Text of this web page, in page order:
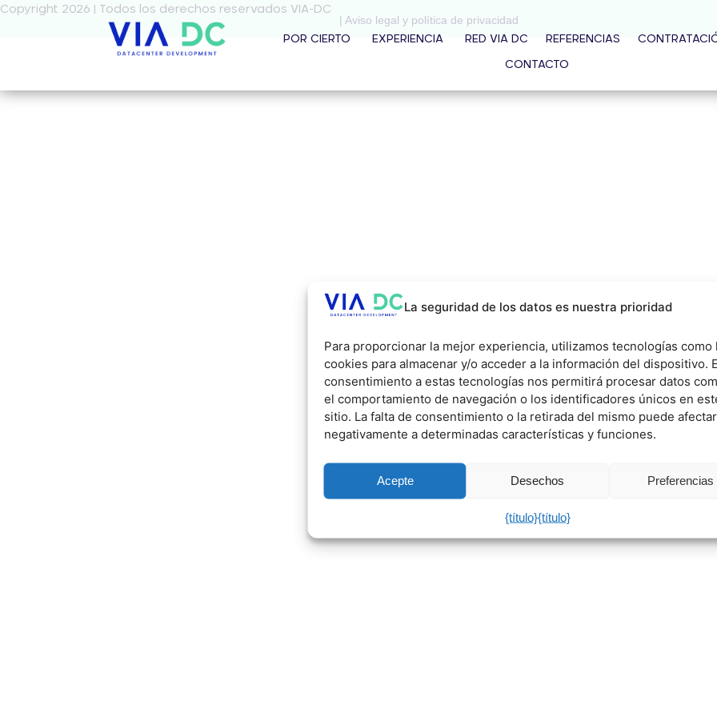
La seguridad de los datos es nuestra prioridad
Para proporcionar la mejor experiencia, utilizamos tecnologías como
cookies para almacenar y/o acceder a la información del dispositivo.
consentimiento a estas tecnologías nos permitirá procesar datos
el comportamiento de navegación o los identificadores únicos en
sitio. La falta de consentimiento o la retirada del mismo puede afectar
negativamente a determinadas características y funciones.
Acepte Desechos Preferencias
{título}{título}
POR CIERTO EXPERIENCIA RED VIA DC REFERENCIAS
CONTACTO
Copyright 2026 | Todos los derechos reservados VIA-DC
| Aviso legal y política de privacidad